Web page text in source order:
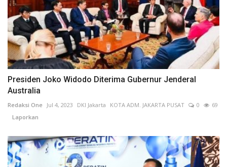
Presiden Joko Widodo Diterima Gubernur Jenderal
Australia
Redaksi One Jul 4, 2023 DKI Jakarta KOTA ADM. JAKARTA PUSAT 0
69
Laporkan